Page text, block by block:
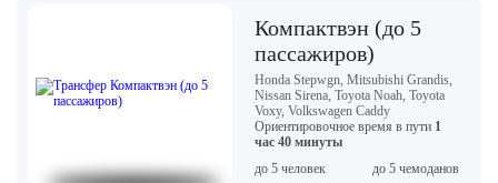
Компактвэн (до 5
пассажиров)
Honda Stepwgn, Mitsubishi Grandis,
Nissan Sirena, Toyota Noah, Toyota
Voxy, Volkswagen Caddy
Ориентировочное время в пути 1
час 40 минуты
до 5 человек
до 5 чемоданов